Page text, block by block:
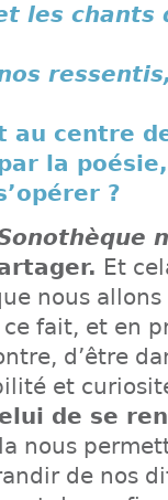
les chants
au centre
la
?
Et
nous
fait, et en
d’être
et
de se
nous
de nos